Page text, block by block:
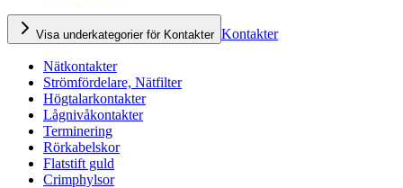
Visa underkategorier för Kontakter Kontakter
Nätkontakter
Strömfördelare, Nätfilter
Högtalarkontakter
Lågnivåkontakter
Terminering
Rörkabelskor
Flatstift guld
Crimphylsor